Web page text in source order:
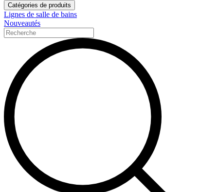
Catégories de produits
Lignes de salle de bains
Nouveautés